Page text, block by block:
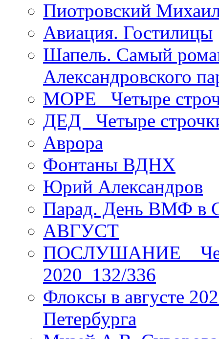
Пиотровский
Авиация. Гостилицы
Шапель. Самый
Александровского
МОРЕ _Четыре
ДЕД _Четыре
Аврора
Фонтаны ВДНХ
Юрий Александров
Парад. День ВМФ в
АВГУСТ
ПОСЛУШАНИЕ _
2020_132/336
Флоксы в августе
Петербурга